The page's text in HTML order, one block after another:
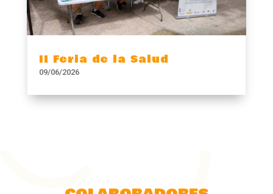
II Feria de la Salud
09/06/2026